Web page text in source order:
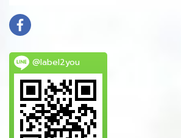
@label2you